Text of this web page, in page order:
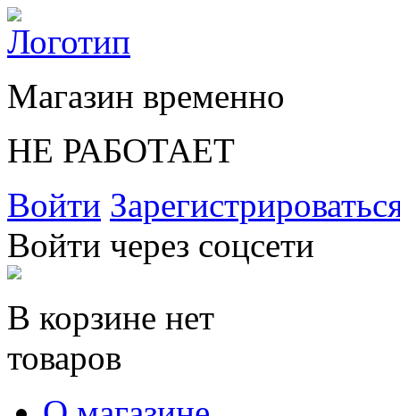
Магазин временно
НЕ РАБОТАЕТ
Войти
Войти через соцсети
В корзине нет
товаров